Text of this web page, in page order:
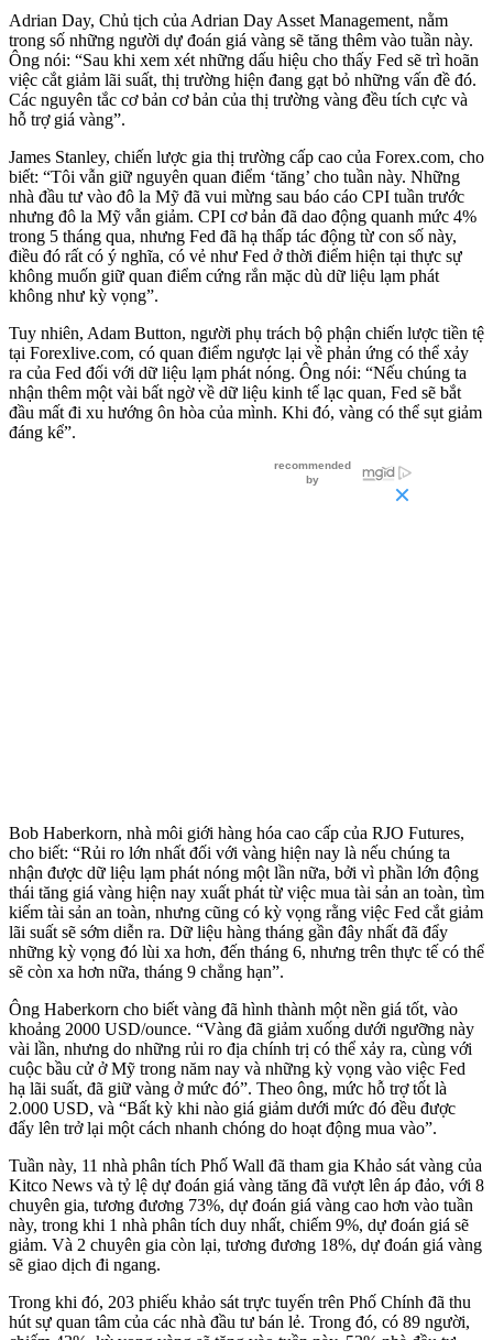
Adrian Day, Chủ tịch của Adrian Day Asset Management, nằm
trong số những người dự đoán giá vàng sẽ tăng thêm vào tuần này.
Ông nói: “Sau khi xem xét những dấu hiệu cho thấy Fed sẽ trì hoãn
việc cắt giảm lãi suất, thị trường hiện đang gạt bỏ những vấn đề đó.
Các nguyên tắc cơ bản cơ bản của thị trường vàng đều tích cực và
hỗ trợ giá vàng”.
James Stanley, chiến lược gia thị trường cấp cao của Forex.com, cho
biết: “Tôi vẫn giữ nguyên quan điểm ‘tăng’ cho tuần này. Những
nhà đầu tư vào đô la Mỹ đã vui mừng sau báo cáo CPI tuần trước
nhưng đô la Mỹ vẫn giảm. CPI cơ bản đã dao động quanh mức 4%
trong 5 tháng qua, nhưng Fed đã hạ thấp tác động từ con số này,
điều đó rất có ý nghĩa, có vẻ như Fed ở thời điểm hiện tại thực sự
không muốn giữ quan điểm cứng rắn mặc dù dữ liệu lạm phát
không như kỳ vọng”.
Tuy nhiên, Adam Button, người phụ trách bộ phận chiến lược tiền tệ
tại Forexlive.com, có quan điểm ngược lại về phản ứng có thể xảy
ra của Fed đối với dữ liệu lạm phát nóng. Ông nói: “Nếu chúng ta
nhận thêm một vài bất ngờ về dữ liệu kinh tế lạc quan, Fed sẽ bắt
đầu mất đi xu hướng ôn hòa của mình. Khi đó, vàng có thể sụt giảm
đáng kể”.
Bob Haberkorn, nhà môi giới hàng hóa cao cấp của RJO Futures,
cho biết: “Rủi ro lớn nhất đối với vàng hiện nay là nếu chúng ta
nhận được dữ liệu lạm phát nóng một lần nữa, bởi vì phần lớn động
thái tăng giá vàng hiện nay xuất phát từ việc mua tài sản an toàn, tìm
kiếm tài sản an toàn, nhưng cũng có kỳ vọng rằng việc Fed cắt giảm
lãi suất sẽ sớm diễn ra. Dữ liệu hàng tháng gần đây nhất đã đẩy
những kỳ vọng đó lùi xa hơn, đến tháng 6, nhưng trên thực tế có thể
sẽ còn xa hơn nữa, tháng 9 chẳng hạn”.
Ông Haberkorn cho biết vàng đã hình thành một nền giá tốt, vào
khoảng 2000 USD/ounce. “Vàng đã giảm xuống dưới ngưỡng này
vài lần, nhưng do những rủi ro địa chính trị có thể xảy ra, cùng với
cuộc bầu cử ở Mỹ trong năm nay và những kỳ vọng vào việc Fed
hạ lãi suất, đã giữ vàng ở mức đó”. Theo ông, mức hỗ trợ tốt là
2.000 USD, và “Bất kỳ khi nào giá giảm dưới mức đó đều được
đẩy lên trở lại một cách nhanh chóng do hoạt động mua vào”.
Tuần này, 11 nhà phân tích Phố Wall đã tham gia Khảo sát vàng của
Kitco News và tỷ lệ dự đoán giá vàng tăng đã vượt lên áp đảo, với 8
chuyên gia, tương đương 73%, dự đoán giá vàng cao hơn vào tuần
này, trong khi 1 nhà phân tích duy nhất, chiếm 9%, dự đoán giá sẽ
giảm. Và 2 chuyên gia còn lại, tương đương 18%, dự đoán giá vàng
sẽ giao dịch đi ngang.
Trong khi đó, 203 phiếu khảo sát trực tuyến trên Phố Chính đã thu
hút sự quan tâm của các nhà đầu tư bán lẻ. Trong đó, có 89 người,